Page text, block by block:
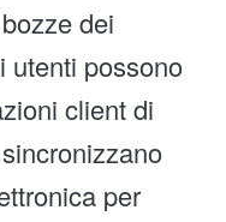
dei
utenti possono
client di
per